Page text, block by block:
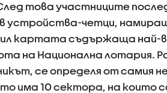
това участниците
устройства-четци,
картата съдържаща най-
на Национална лотария.
се определя от самия
има 10 сектора, на които